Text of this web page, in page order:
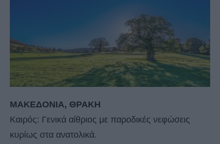
ΜΑΚΕΔΟΝΙΑ, ΘΡΑΚΗ
Καιρός: Γενικά αίθριος με παροδικές νεφώσεις
κυρίως στα ανατολικά.